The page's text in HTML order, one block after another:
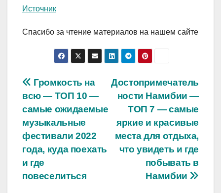
Источник
Спасибо за чтение материалов на нашем сайте
Навигация
по
записям
Достопримечатель
ности Намибии —
ТОП 7 — самые
яркие и красивые
места для отдыха,
что увидеть и где
побывать в
Намибии
Громкость на
всю — ТОП 10 —
самые ожидаемые
музыкальные
фестивали 2022
года, куда поехать
и где
повеселиться